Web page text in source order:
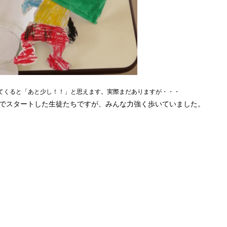
くると「あと少し！！」と思えます。実際まだありますが・・・
スタートした生徒たちですが、みんな力強く歩いていました。